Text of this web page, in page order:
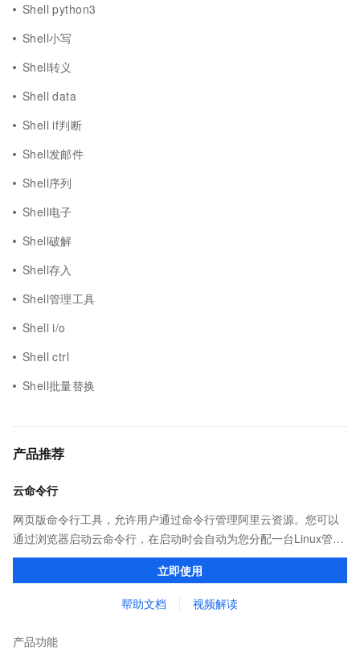
Shell python3
Shell小写
Shell转义
Shell data
Shell if判断
Shell发邮件
Shell序列
Shell电子
Shell破解
Shell存入
Shell管理工具
Shell i/o
Shell ctrl
Shell批量替换
产品推荐
云命令行
网页版命令行工具，允许用户通过命令行管理阿里云资源。您可以
通过浏览器启动云命令行，在启动时会自动为您分配一台Linux管理
机，并预装CLI、Terraform等多种云管理工具和ssh、vim、jq等系
立即使用
帮助文档 视频解读
产品功能